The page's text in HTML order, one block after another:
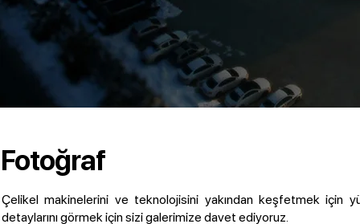
Fotoğraf
Çelikel makinelerini ve teknolojisini yakından keşfetmek için
detaylarını görmek için sizi galerimize davet ediyoruz.